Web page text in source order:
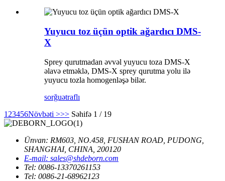
Yuyucu toz üçün optik ağardıcı DMS-
X
Sprey qurutmadan əvvəl yuyucu toza DMS-X
əlavə etməklə, DMS-X sprey qurutma yolu ilə
yuyucu tozla homogenləşə bilər.
sorğuətraflı
1 23456Növbəti >>> Səhifə 1 / 19
Ünvan: RM603, NO.458, FUSHAN ROAD, PUDONG,
SHANGHAI, CHINA, 200120
E-mail: sales@shdeborn.com
Tel: 0086-13370261153
Tel: 0086-21-68962123